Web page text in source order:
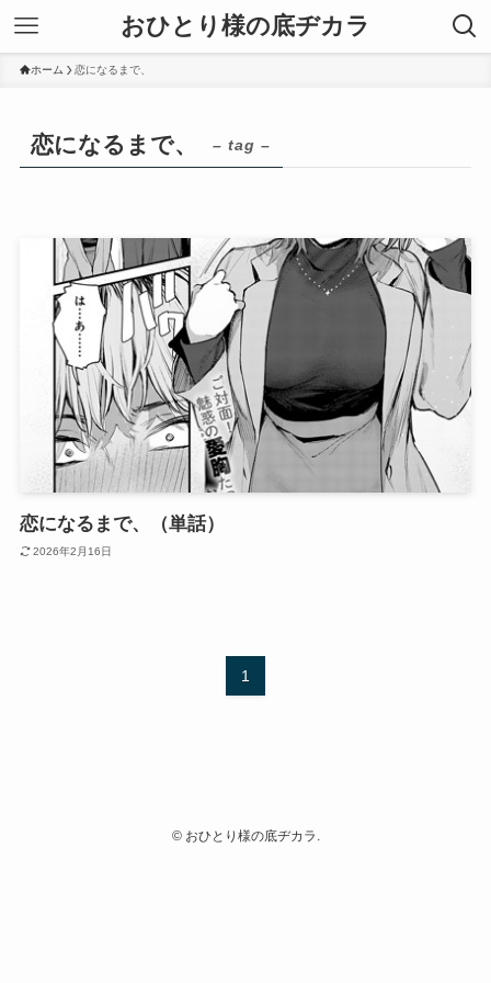
おひとり様の底ヂカラ
ホーム 恋になるまで、
恋になるまで、 – tag –
恋になるまで、（単話）
2026年2月16日
1
©おひとり様の底ヂカラ.